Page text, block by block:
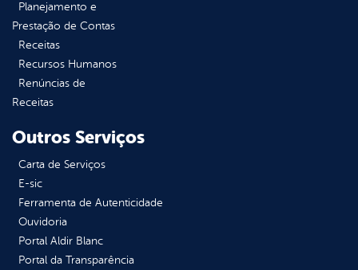
Planejamento e
Prestação de Contas
Receitas
Recursos Humanos
Renúncias de
Receitas
Outros Serviços
Carta de Serviços
E-sic
Ferramenta de Autenticidade
Ouvidoria
Portal Aldir Blanc
Portal da Transparência